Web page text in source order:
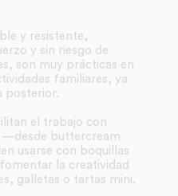
y resistente,
y sin riesgo de
son muy prácticas en
familiares, ya
posterior.
el trabajo con
—desde buttercream
usarse con boquillas
la creatividad
galletas o tartas mini.